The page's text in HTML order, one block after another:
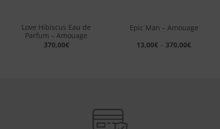
Love Hibiscus Eau de
Parfum – Amouage
370,00€
Epic Man – Amouage
13,00€ – 370,00€